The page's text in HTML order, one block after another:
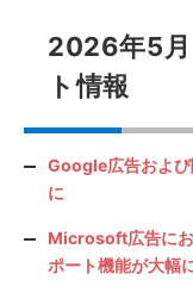
2026年5
ト情報
Google広告およ
に
Microsoft広告に
ポート機能が大幅